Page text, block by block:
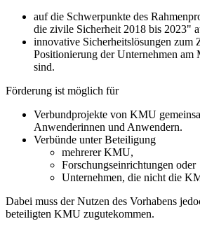
auf die Schwerpunkte des
die zivile Sicherheit 2018 bis 2023"
innovative Sicherheitslösungen zum
Positionierung der Unternehmen am
sind.
Förderung ist möglich für
Verbundprojekte von KMU
Anwenderinnen und Anwendern.
Verbünde unter Beteiligung
mehrerer KMU,
Forschungseinrichtungen oder
Unternehmen, die nicht die
Dabei muss der Nutzen des Vorhabens
beteiligten KMU zugutekommen.